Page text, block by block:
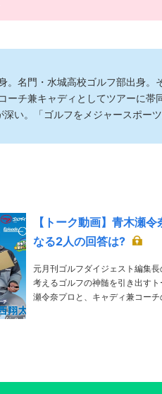
。名門・水城高校ゴルフ部出身。
ーチ兼キャディとしてツアーに帯
い。「ゴルフをメジャースポー
【トーク動画】青木瀬
なる2人の回答は?
元月刊ゴルフダイジェスト編集
考えるゴルフの神髄を引き出す
瀬令奈プロと、キャディ兼コーチ